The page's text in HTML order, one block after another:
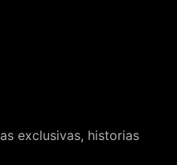
exclusivas, historias